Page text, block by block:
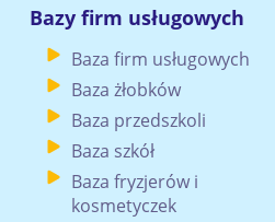
Bazy firm usługowych
Baza firm usługowych
Baza żłobków
Baza przedszkoli
Baza szkół
Baza fryzjerów i
kosmetyczek